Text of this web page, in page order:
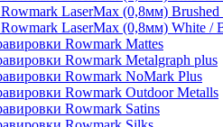
LaserMax (0,8мм)
LaserMax (0,8мм) White /
Rowmark Mattes
Rowmark Metalgraph plus
Rowmark NoMark Plus
Rowmark Outdoor Metalls
Rowmark Satins